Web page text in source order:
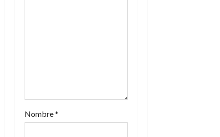
a
d
Nombre*